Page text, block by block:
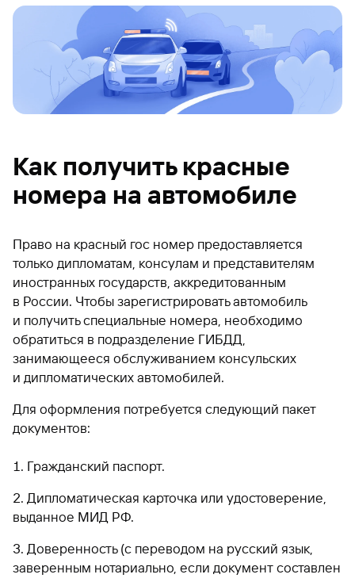
Как получить красные
номера на автомобиле
Право на красный гос номер предоставляется
только дипломатам, консулам и представителям
иностранных государств, аккредитованным
в России. Чтобы зарегистрировать автомобиль
и получить специальные номера, необходимо
обратиться в подразделение ГИБДД,
занимающееся обслуживанием консульских
и дипломатических автомобилей.
Для оформления потребуется следующий пакет
документов:
Гражданский паспорт.
Дипломатическая карточка или удостоверение,
выданное МИД РФ.
Доверенность (с переводом на русский язык,
заверенным нотариально, если документ составлен